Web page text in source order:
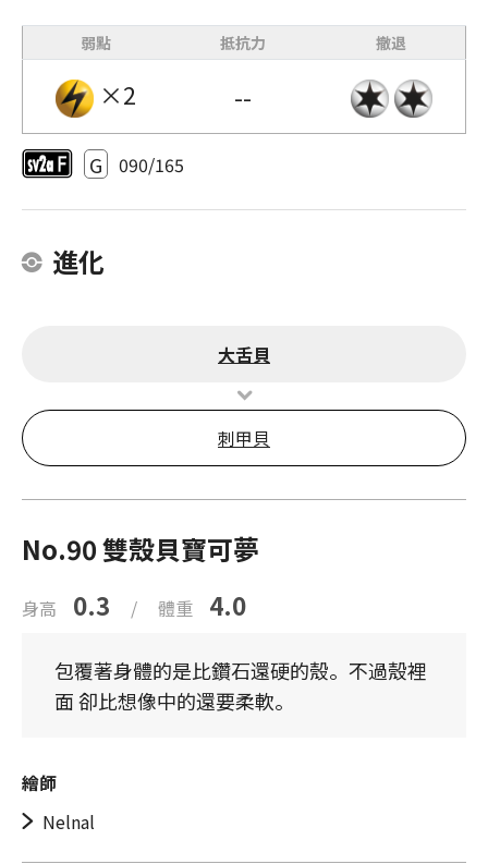
弱點 抵抗力 撤退
×2 --
G 090/165
進化
大舌貝
刺甲貝
No.90 雙殼貝寶可夢
身高 0.3 / 體重 4.0
包覆著身體的是比鑽石還硬的殼。不過殼裡
面 卻比想像中的還要柔軟。
繪師
Nelnal